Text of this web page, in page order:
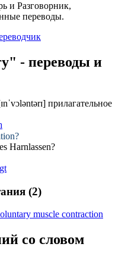
и Разговорник,
переводы.
- переводы и
прилагательное
Harnlassen?
(2)
muscle contraction
со словом